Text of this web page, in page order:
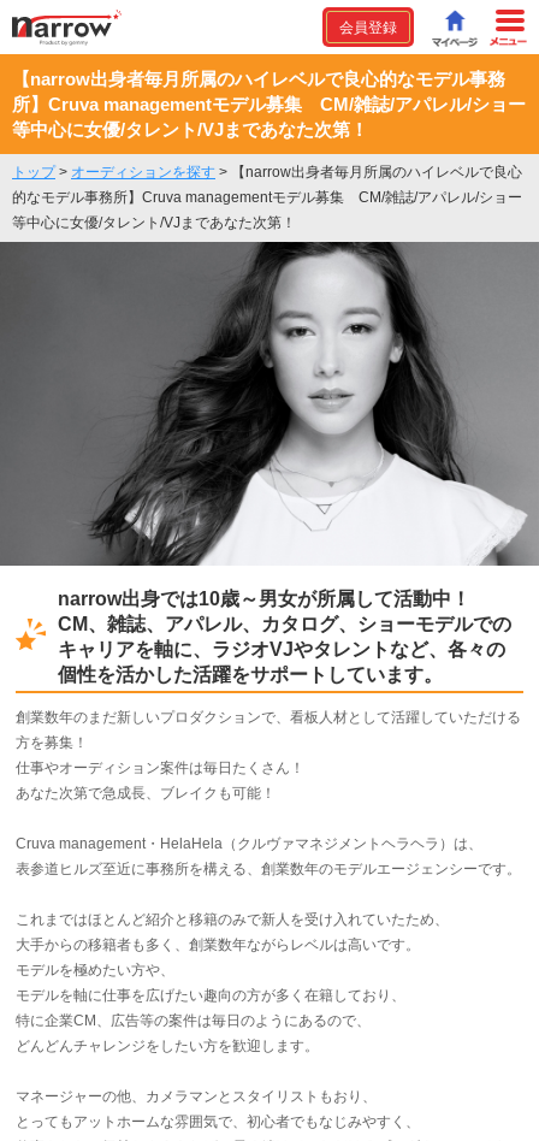
会員登録
【narrow出身者毎月所属のハイレベルで良心的なモデル事務
所】Cruva managementモデル募集 CM/雑誌/アパレル/ショー
等中心に女優/タレント/VJまであなた次第！
トップ> オーディションを探す >
【narrow出身者毎月所属のハイレベルで良心
的なモデル事務所】Cruva managementモデル募集 CM/雑誌/アパレル/ショー
等中心に女優/タレント/VJまであなた次第！
narrow出身では10歳～男女が所属して活動中！
CM、雑誌、アパレル、カタログ、ショーモデルでの
キャリアを軸に、ラジオVJやタレントなど、各々の
個性を活かした活躍をサポートしています。
創業数年のまだ新しいプロダクションで、看板人材として活躍していただける
方を募集！
仕事やオーディション案件は毎日たくさん！
あなた次第で急成長、ブレイクも可能！
Cruva management・HelaHela（クルヴァマネジメントヘラヘラ）は、
表参道ヒルズ至近に事務所を構える、創業数年のモデルエージェンシーです。
これまではほとんど紹介と移籍のみで新人を受け入れていたため、
大手からの移籍者も多く、創業数年ながらレベルは高いです。
モデルを極めたい方や、
モデルを軸に仕事を広げたい趣向の方が多く在籍しており、
特に企業CM、広告等の案件は毎日のようにあるので、
どんどんチャレンジをしたい方を歓迎します。
マネージャーの他、カメラマンとスタイリストもおり、
とってもアットホームな雰囲気で、初心者でもなじみやすく、